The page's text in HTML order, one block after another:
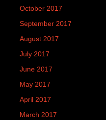
October 2017
September 2017
August 2017
July 2017
June 2017
May 2017
April 2017
March 2017